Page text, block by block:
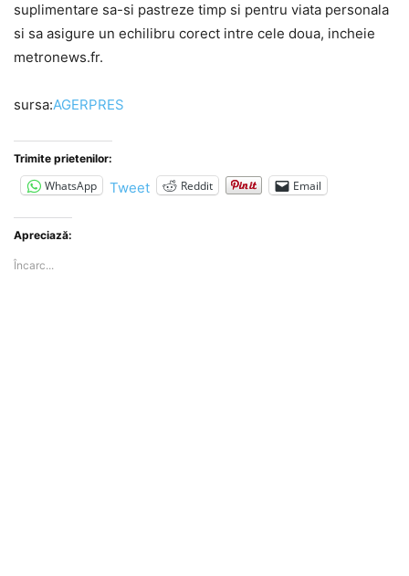
suplimentare sa-si pastreze timp si pentru viata personala
si sa asigure un echilibru corect intre cele doua, incheie
metronews.fr.
sursa:AGERPRES
Trimite prietenilor:
WhatsApp Tweet Reddit Email
Apreciază:
Încarc...